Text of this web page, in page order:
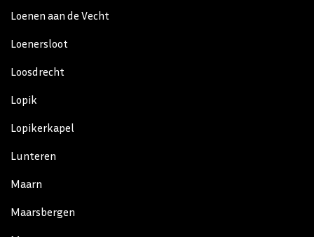
Loenen aan de Vecht
Loenersloot
Loosdrecht
Lopik
Lopikerkapel
Lunteren
Maarn
Maarsbergen